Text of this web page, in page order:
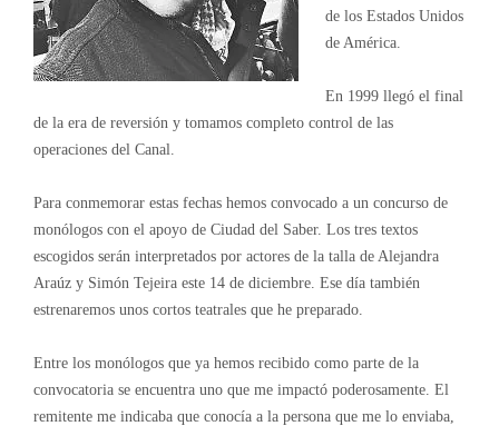
de los Estados Unidos
de América.
En 1999 llegó el final
de la era de reversión y tomamos completo control de las
operaciones del Canal.
Para conmemorar estas fechas hemos convocado a un concurso de
monólogos con el apoyo de Ciudad del Saber. Los tres textos
escogidos serán interpretados por actores de la talla de Alejandra
Araúz y Simón Tejeira este 14 de diciembre. Ese día también
estrenaremos unos cortos teatrales que he preparado.
Entre los monólogos que ya hemos recibido como parte de la
convocatoria se encuentra uno que me impactó poderosamente. El
remitente me indicaba que conocía a la persona que me lo enviaba,